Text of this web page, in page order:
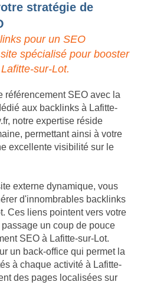
stratégie de
pour un SEO
spécialisé pour booster
sur-Lot.
référencement SEO avec la
aux backlinks à Lafitte-
notre expertise réside
permettant ainsi à votre
excellente visibilité sur le
externe dynamique, vous
d'innombrables backlinks
Ces liens pointent vers votre
un coup de pouce
SEO à Lafitte-sur-Lot.
un back-office qui permet la
à chaque activité à Lafitte-
des pages localisées sur